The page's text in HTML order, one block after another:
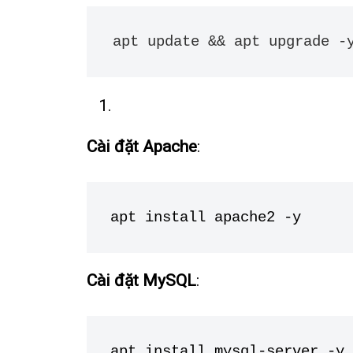
apt update && apt upgrade -
Cài đặt Apache:
apt install apache2 -y
Cài đặt MySQL: